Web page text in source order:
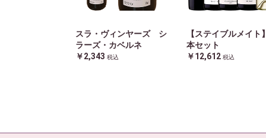
スラ・ヴィンヤーズ シ
ラーズ・カベルネ
￥2,343 税込
【ステイブルメイト
本セット
￥12,612 税込